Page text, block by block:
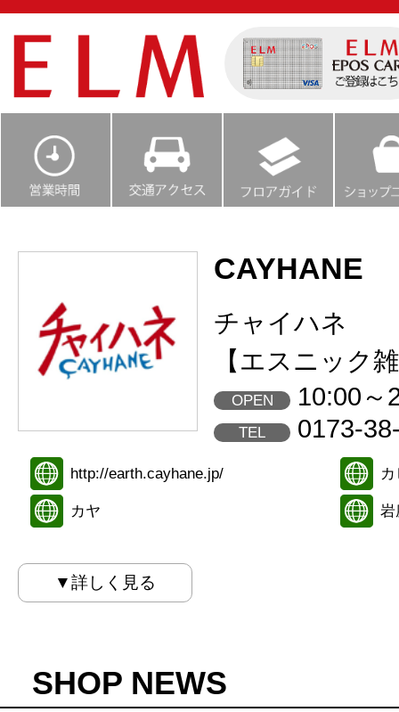
CAYHANE
チャイハネ
【エスニック
OPEN 10:00～
TEL 0173-
http://earth.cayhane.jp/
カヤ 岩
▼詳しく見る
SHOP NEWS